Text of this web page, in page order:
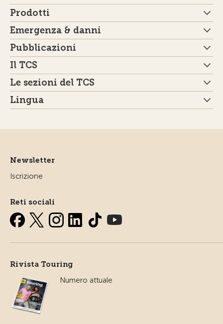
Prodotti
Emergenza & danni
Pubblicazioni
Il TCS
Le sezioni del TCS
Lingua
Newsletter
Iscrizione
Reti sociali
Rivista Touring
Numero attuale